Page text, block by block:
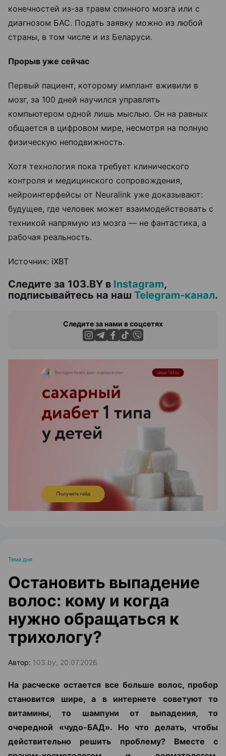
конечностей из-за травм спинного мозга или с
диагнозом БАС. Подать заявку можно из любой
страны, в том числе и из Беларуси.
Прорыв уже сейчас
Первый пациент, которому имплант вживили в
мозг, за 100 дней научился управлять
компьютером одной лишь мыслью. Он на равных
общается в цифровом мире, несмотря на полную
физическую неподвижность.
Хотя технология пока требует клинического
контроля и медицинского сопровождения,
нейроинтерфейсы от Neuralink уже доказывают:
будущее, где человек может взаимодействовать с
техникой напрямую из мозга — не фантастика, а
рабочая реальность.
Источник: iXBT
Следите за 103.BY в Instagram,
подписывайтесь на наш Telegram-канал.
Следите за нами в соцсетях
ЭФФЕКТИВНАЯ РЕКЛАМА НА САЙТЕ
Тема дня
Остановить выпадение
волос: кому и когда
нужно обращаться к
трихологу?
Автор: 103.by, 20.07.2026
На расческе остается все больше волос, пробор
становится шире, а в интернете советуют то
витамины, то шампуни от выпадения, то
очередной «чудо-БАД». Но что делать, чтобы
действительно решить проблему? Вместе с